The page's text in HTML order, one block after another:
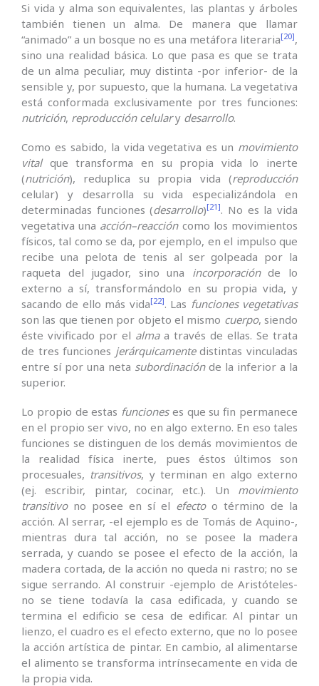
Si vida y alma son equivalentes, las plantas y árboles
también tienen un alma. De manera que llamar
“animado” a un bosque no es una metáfora literaria[20],
sino una realidad básica. Lo que pasa es que se trata
de un alma peculiar, muy distinta -por inferior- de la
sensible y, por supuesto, que la humana. La vegetativa
está conformada exclusivamente por tres funciones:
nutrición, reproducción celulary desarrollo.
Como es sabido, la vida vegetativa es un movimiento
vital que transforma en su propia vida lo inerte
(nutrición), reduplica su propia vida (reproducción
celular) y desarrolla su vida especializándola en
determinadas funciones (desarrollo)[21]. No es la vida
vegetativa una acción–reaccióncomo los movimientos
físicos, tal como se da, por ejemplo, en el impulso que
recibe una pelota de tenis al ser golpeada por la
raqueta del jugador, sino una incorporaciónde lo
externo a sí, transformándolo en su propia vida, y
sacando de ello más vida[22]. Las funciones vegetativas
son las que tienen por objeto el mismo cuerpo, siendo
éste vivificado por el almaa través de ellas. Se trata
de tres funciones jerárquicamentedistintas vinculadas
entre sí por una neta subordinaciónde la inferior a la
superior.
Lo propio de estas funcioneses que su fin permanece
en el propio ser vivo, no en algo externo. En eso tales
funciones se distinguen de los demás movimientos de
la realidad física inerte, pues éstos últimos son
procesuales, transitivos, y terminan en algo externo
(ej. escribir, pintar, cocinar, etc.). Un movimiento
transitivono posee en sí el efectoo término de la
acción. Al serrar, -el ejemplo es de Tomás de Aquino-,
mientras dura tal acción, no se posee la madera
serrada, y cuando se posee el efecto de la acción, la
madera cortada, de la acción no queda ni rastro; no se
sigue serrando. Al construir -ejemplo de Aristóteles-
no se tiene todavía la casa edificada, y cuando se
termina el edificio se cesa de edificar. Al pintar un
lienzo, el cuadro es el efecto externo, que no lo posee
la acción artística de pintar. En cambio, al alimentarse
el alimento se transforma intrínsecamente en vida de
la propia vida.